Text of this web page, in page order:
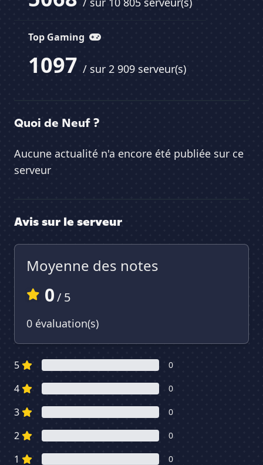
Top Gaming
1097 / sur 2 909 serveur(s)
Quoi de Neuf ?
Aucune actualité n'a encore été publiée sur ce
serveur
Avis sur le serveur
Moyenne des notes
0/ 5
0 évaluation(s)
5 0
4 0
3 0
2 0
1 0